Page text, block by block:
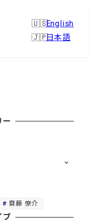
English
日本語
ー
齋藤 僚介
ブ